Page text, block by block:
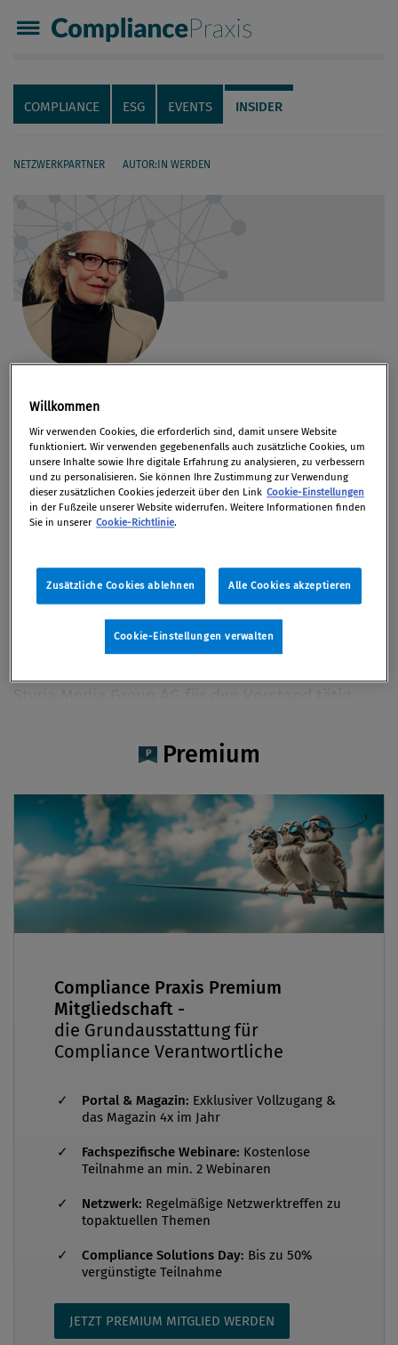
Compliance Praxis
Servicenavigation
Navigation
COMPLIANCE ESG EVENTS INSIDER
NETZWERKPARTNER AUTOR:IN WERDEN
Dr. Elisabeth Hödl
Artikel auf Xing teilen
Artikel auf linkedIn teilen
Artikel auf Facebook teilen
Artikellink kopieren
Artikel per Mail teilen
Vita
Dr. Elisabeth Hödl ist Gründerin von Ubifacts und
bietet Beratung und Zukunftskonzepte für die
digitale Welt. Sie war Praxisprofessorin für IT-
Recht am Institut für rechtswissenschaftliche
fachlichen Schwerpunkten im Datenschutz-, KI-
und Medienrecht.
Premium
Compliance Praxis Premium
Mitgliedschaft -
die Grundausstattung für
Compliance Verantwortliche
Portal & Magazin: Exklusiver Vollzugang &
das Magazin 4x im Jahr
Fachspezifische Webinare: Kostenlose
Teilnahme an min. 2 Webinaren
Netzwerk: Regelmäßige Netzwerktreffen zu
topaktuellen Themen
Compliance Solutions Day: Bis zu 50%
vergünstigte Teilnahme
JETZT PREMIUM MITGLIED WERDEN
Willkommen
Wir verwenden Cookies, die erforderlich sind, damit unsere Website
funktioniert. Wir verwenden gegebenenfalls auch zusätzliche Cookies, um
unsere Inhalte sowie Ihre digitale Erfahrung zu analysieren, zu verbessern
und zu personalisieren. Sie können Ihre Zustimmung zur Verwendung
dieser zusätzlichen Cookies jederzeit über den Link Cookie-Einstellungen
in der Fußzeile unserer Website widerrufen. Weitere Informationen finden
Sie in unserer Cookie-Richtlinie.
Zusätzliche Cookies ablehnen Alle Cookies akzeptieren
Cookie-Einstellungen verwalten